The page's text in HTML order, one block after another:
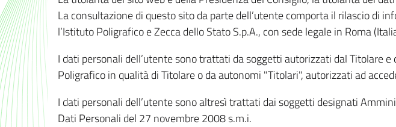
La consultazione di questo sito da parte dell’utente comporta il rilascio di
l’Istituto Poligrafico e Zecca dello Stato S.p.A., con sede legale in Roma
I dati personali dell’utente sono trattati da soggetti autorizzati dal Titolare
Poligrafico in qualità di Titolare o da autonomi "Titolari", autorizzati ad
I dati personali dell’utente sono altresì trattati dai soggetti designati
Dati Personali del 27 novembre 2008 s.m.i.